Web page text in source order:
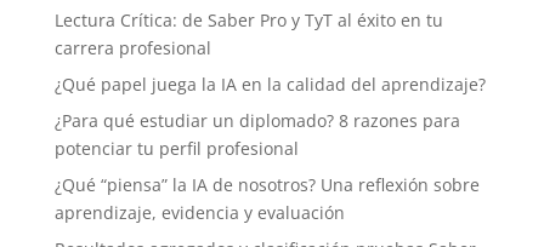
Lectura Crítica: de Saber Pro y TyT al éxito en tu
carrera profesional
¿Qué papel juega la IA en la calidad del aprendizaje?
¿Para qué estudiar un diplomado? 8 razones para
potenciar tu perfil profesional
¿Qué “piensa” la IA de nosotros? Una reflexión sobre
aprendizaje, evidencia y evaluación